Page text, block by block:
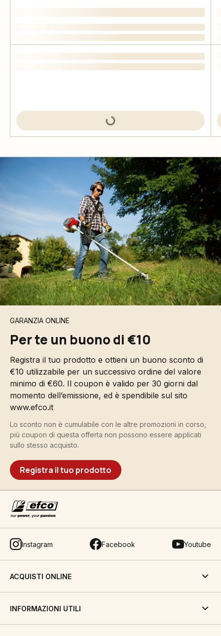
GARANZIA ONLINE
Per te un buono di €10
Registra il tuo prodotto e ottieni un buono sconto di
€10 utilizzabile per un successivo ordine del valore
minimo di €60. Il coupon è valido per 30 giorni dal
momento dell’emissione, ed è spendibile sul sito
www.efco.it
Lo sconto non è cumulabile con le altre promozioni in corso,
più coupon di questa offerta non possono essere applicati
sullo stesso acquisto.
Registra il tuo prodotto
Instagram Facebook Youtube
ACQUISTI ONLINE
INFORMAZIONI UTILI